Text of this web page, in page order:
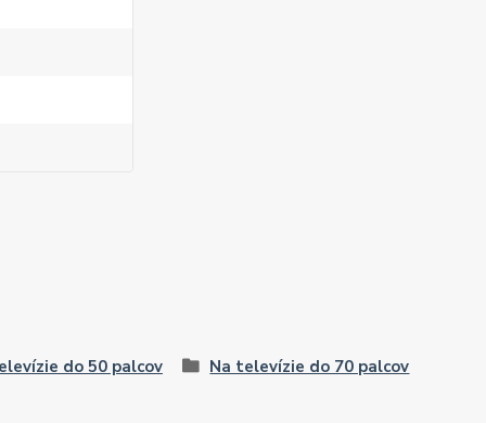
do 50 palcov
Na televízie do 70 palcov